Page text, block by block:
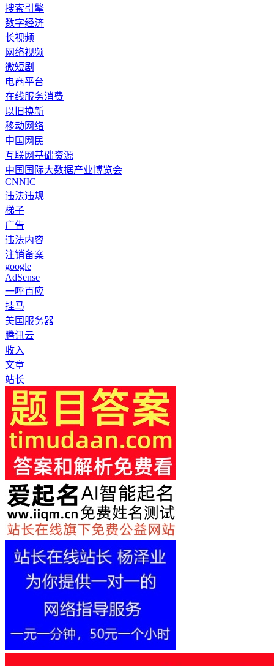
搜索引擎
数字经济
长视频
网络视频
微短剧
电商平台
在线服务消费
以旧换新
移动网络
中国网民
互联网基础资源
中国国际大数据产业博览会
CNNIC
违法违规
梯子
广告
违法内容
注销备案
google
AdSense
一呼百应
挂马
美国服务器
腾讯云
收入
文章
站长